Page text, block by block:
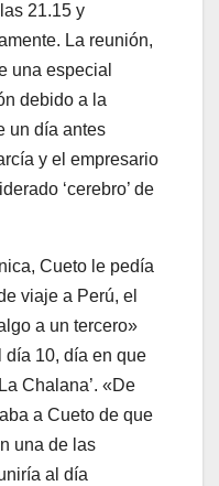
21.15 y
La reunión,
una especial
debido a la
un día antes
y el empresario
‘cerebro’ de
Cueto le pedía
viaje a Perú, el
a un tercero»
día 10, día en que
Chalana’. «De
a Cueto de que
una de las
al día